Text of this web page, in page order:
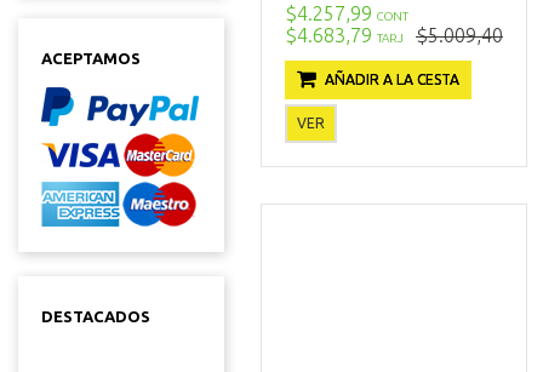
ACEPTAMOS
DESTACADOS
$4.257,99 CONT
$4.683,79 TARJ $5.009,40
AÑADIR A LA CESTA
VER